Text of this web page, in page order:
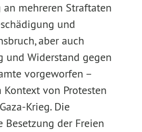
mehreren Straftaten
und
aber auch
und Widerstand gegen
vorgeworfen –
von Protesten
Krieg. Die
Besetzung der Freien